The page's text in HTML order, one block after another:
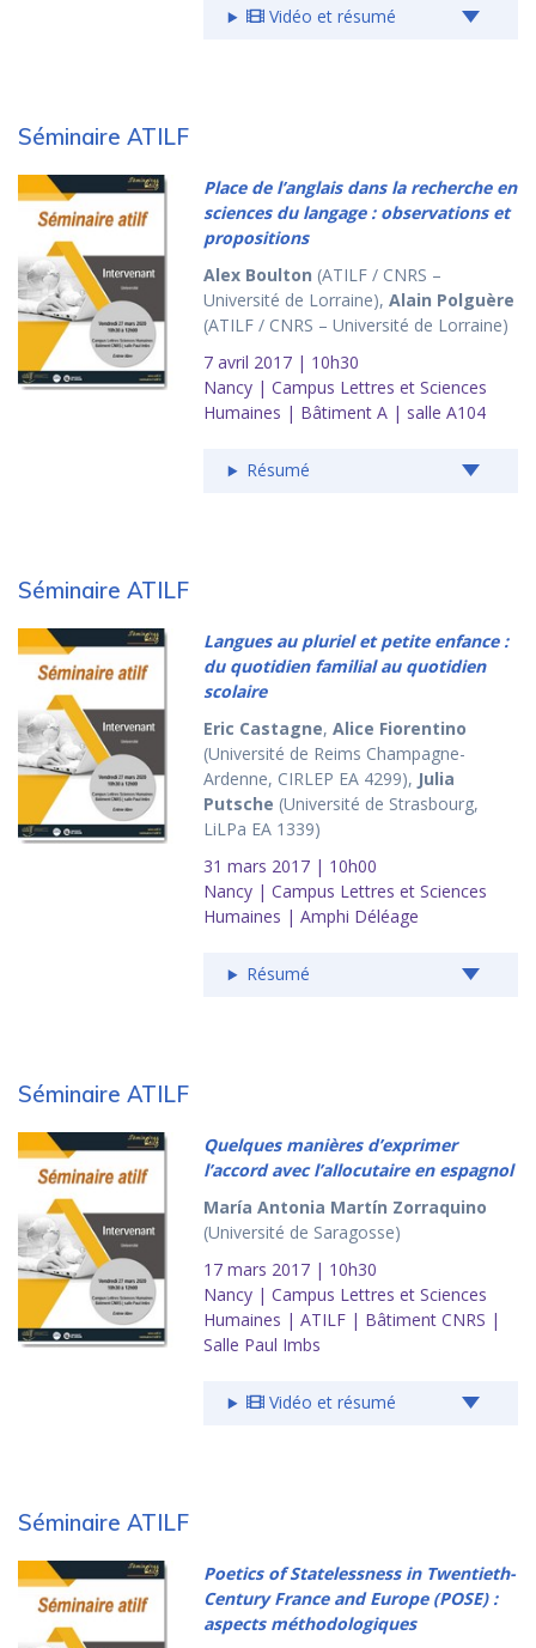
Vidéo et résumé
Séminaire ATILF
Place de l’anglais dans la recherche en
sciences du langage : observations et
propositions
Alex Boulton (ATILF / CNRS –
Université de Lorraine), Alain Polguère
(ATILF / CNRS – Université de Lorraine)
7 avril 2017 | 10h30
Nancy | Campus Lettres et Sciences
Humaines | Bâtiment A | salle A104
Résumé
Séminaire ATILF
Langues au pluriel et petite enfance :
du quotidien familial au quotidien
scolaire
Eric Castagne, Alice Fiorentino
(Université de Reims Champagne-
Ardenne, CIRLEP EA 4299), Julia
Putsche (Université de Strasbourg,
LiLPa EA 1339)
31 mars 2017 | 10h00
Nancy | Campus Lettres et Sciences
Humaines | Amphi Déléage
Résumé
Séminaire ATILF
Quelques manières d’exprimer
l’accord avec l’allocutaire en espagnol
María Antonia Martín Zorraquino
(Université de Saragosse)
17 mars 2017 | 10h30
Nancy | Campus Lettres et Sciences
Humaines | ATILF | Bâtiment CNRS |
Salle Paul Imbs
Vidéo et résumé
Séminaire ATILF
Poetics of Statelessness in Twentieth-
Century France and Europe (POSE) :
aspects méthodologiques